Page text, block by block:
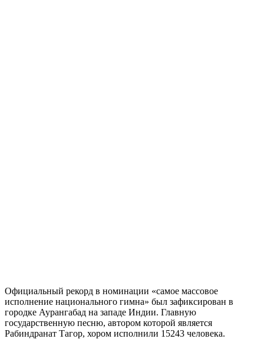
Официальный рекорд в номинации «самое массовое
исполнение национального гимна» был зафиксирован в
городке Аурангабад на западе Индии. Главную
государственную песню, автором которой является
Рабиндранат Тагор, хором исполнили 15243 человека.